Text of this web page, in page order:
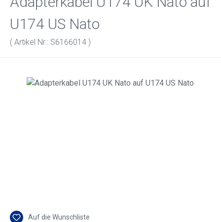
U174 US Nato
( Artikel Nr.: S6166014 )
Bildergalerie überspringen
Auf die Wunschliste